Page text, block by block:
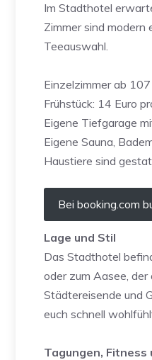
Im Stadthotel
Zimmer sind
Teeauswahl.
Einzelzimmer ab
Frühstück: 14 Euro
Eigene Tiefgarage
Eigene Sauna,
Haustiere sind
Bei booking.com
Lage und Stil
Das Stadthotel
oder zum Aasee,
Städtereisende und
euch schnell
Tagungen, Fitness